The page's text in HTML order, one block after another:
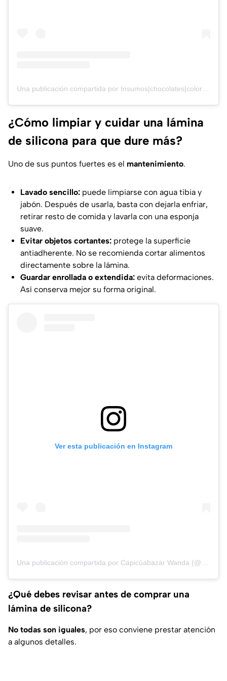
¿Cómo limpiar y cuidar una lámina
de silicona para que dure más?
Uno de sus puntos fuertes es el mantenimiento.
Lavado sencillo: puede limpiarse con agua tibia y
jabón. Después de usarla, basta con dejarla enfriar,
retirar resto de comida y lavarla con una esponja
suave.
Evitar objetos cortantes: protege la superficie
antiadherente. No se recomienda cortar alimentos
directamente sobre la lámina.
Guardar enrollada o extendida: evita deformaciones.
Así conserva mejor su forma original.
Ver esta publicación en Instagram
¿Qué debes revisar antes de comprar una
lámina de silicona?
No todas son iguales, por eso conviene prestar atención
a algunos detalles.